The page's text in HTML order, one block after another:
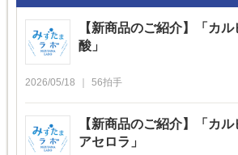
【新商品のご紹介】「カ
酸」
2026/05/18 56拍手
【新商品のご紹介】「カ
アセロラ」